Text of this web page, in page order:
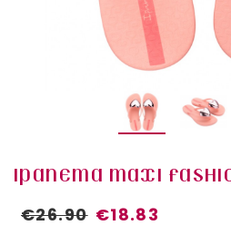
IPANEMA MAXI
€26.90 €18.83